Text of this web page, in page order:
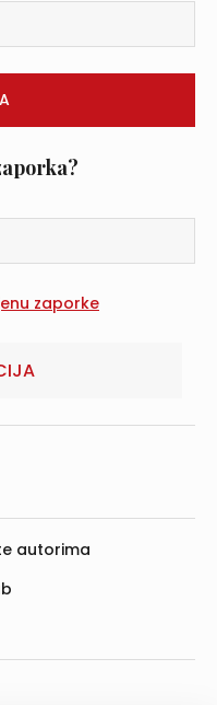
autorima